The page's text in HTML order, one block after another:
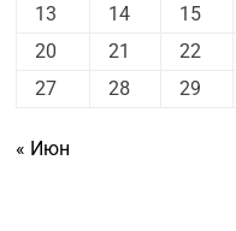
13
14 15
20
21 22
27
28 29
« Июн